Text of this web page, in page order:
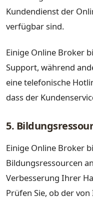
Kundendienst der
verfügbar sind.
Einige Online Broker
Support, während
eine telefonische
dass der
5.
Einige Online Broker
Bildungsressourcen
Verbesserung Ihrer
Prüfen Sie, ob der